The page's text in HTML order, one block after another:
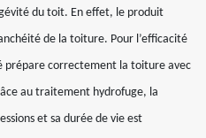
du toit. En effet, le produit
de la toiture. Pour l’efficacité
prépare correctement la toiture avec
au traitement hydrofuge, la
et sa durée de vie est